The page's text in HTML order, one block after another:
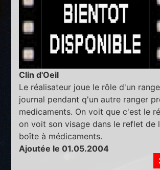
Clin d'Oeil
Le réalisateur joue le rôle d'un
journal pendant q'un autre ranger
medicaments. On voit que c'est le
on voit son visage dans le reflet de
boîte à médicaments.
Ajoutée le 01.05.2004